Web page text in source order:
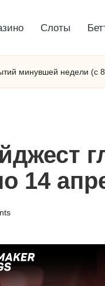
Слоты
минувшей недели (с
14